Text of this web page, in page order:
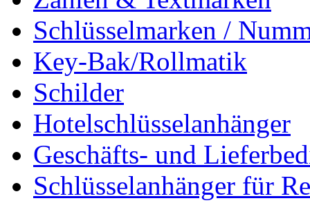
Schlüsselmarken /
Key-Bak/Rollmatik
Schilder
Hotelschlüsselanhänger
Geschäfts- und
Schlüsselanhänger für